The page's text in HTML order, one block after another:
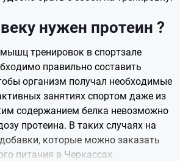
нужен протеин ?
тренировок в спортзале
правильно составить
организм получал необходимые
занятиях спортом даже из
содержанием белка невозможно
протеина. В таких случаях на
которые можно заказать
питания в Черкассах.